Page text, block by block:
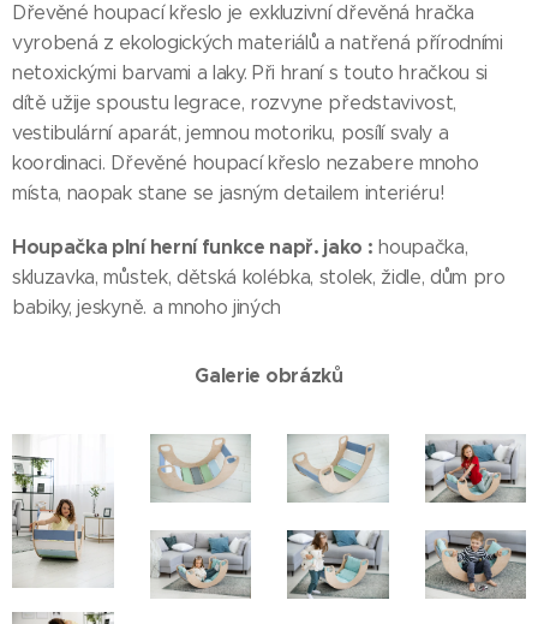
Dřevěné houpací křeslo je exkluzivní dřevěná hračka
vyrobená z ekologických materiálů a natřená přírodními
netoxickými barvami a laky. Při hraní s touto hračkou si
dítě užije spoustu legrace, rozvyne představivost,
vestibulární aparát, jemnou motoriku, posílí svaly a
koordinaci. Dřevěné houpací křeslo nezabere mnoho
místa, naopak stane se jasným detailem interiéru!
Houpačka plní herní funkce např. jako : houpačka,
skluzavka, můstek, dětská kolébka, stolek, židle, dům pro
babiky, jeskyně. a mnoho jiných
Galerie obrázků